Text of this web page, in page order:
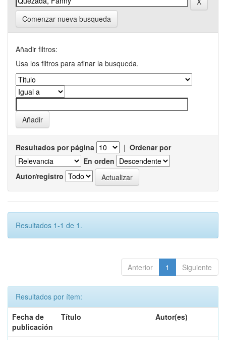
Comenzar nueva busqueda
Añadir filtros:
Usa los filtros para afinar la busqueda.
Resultados por página | Ordenar por
En orden
Autor/registro
Resultados 1-1 de 1.
Anterior 1 Siguiente
Resultados por ítem:
Fecha de
publicación
Título Autor(es)